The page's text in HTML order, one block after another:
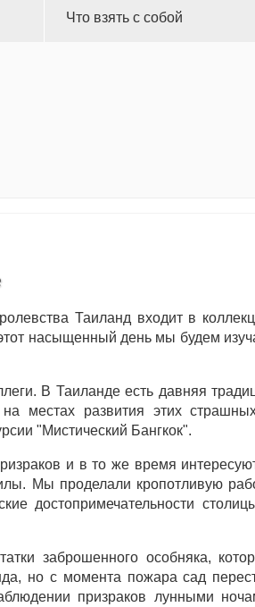
Что взять с собой
Таиланд входит в
насыщенный день мы будем
В Таиланде есть давняя
местах развития этих
"Мистический Бангкок".
и в то же время
Мы проделали кропотливую
достопримечательности
заброшенного особняка,
но с момента пожара сад
призраков лунными